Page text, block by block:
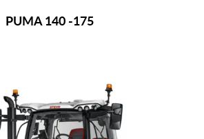
PUMA 140 -175